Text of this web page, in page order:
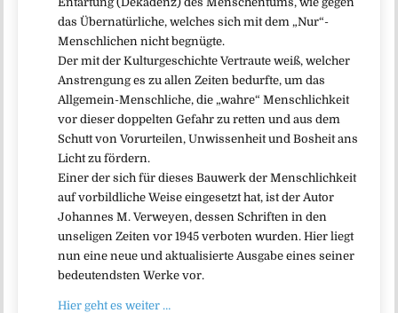
das Übernatürliche, welches sich mit dem „Nur“-
Menschlichen nicht begnügte.
Der mit der Kulturgeschichte Vertraute weiß, welcher
Anstrengung es zu allen Zeiten bedurfte, um das
Allgemein-Menschliche, die „wahre“ Menschlichkeit
vor dieser doppelten Gefahr zu retten und aus dem
Schutt von Vorurteilen, Unwissenheit und Bosheit ans
Licht zu fördern.
Einer der sich für dieses Bauwerk der Menschlichkeit
auf vorbildliche Weise eingesetzt hat, ist der Autor
Johannes M. Verweyen, dessen Schriften in den
unseligen Zeiten vor 1945 verboten wurden. Hier liegt
nun eine neue und aktualisierte Ausgabe eines seiner
bedeutendsten Werke vor.
Hier geht es weiter …